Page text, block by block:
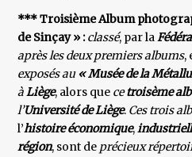
*** Troisième Album
de Sinçay » :classé, par la
après les deux premiers albums,
exposés au « Musée de la
àLiège, alors que cetroisème
l’Université de Liège. Ces trois
l’histoire économique,
région, sont de précieux